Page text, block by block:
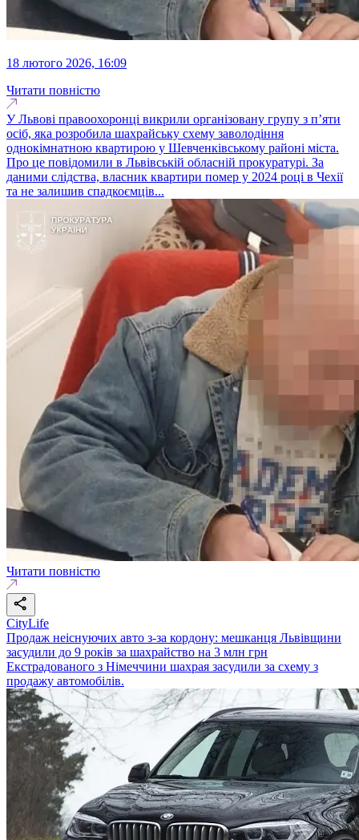
18 лютого 2026, 16:09
Читати повністю
У Львові правоохоронці викрили організовану групу з п’яти
осіб, яка розробила шахрайську схему заволодіння
однокімнатною квартирою у Шевченківському районі міста.
Про це повідомили в Львівській обласній прокуратурі. За
даними слідства, власник квартири помер у 2024 році в Чехії
та не залишив спадкоємців...
Читати повністю
CityLife
Продаж неіснуючих авто з-за кордону: мешканця Львівщини
засудили до 9 років за шахрайство на 3 млн грн
Екстрадованого з Німеччини шахрая засудили за схему з
продажу автомобілів.